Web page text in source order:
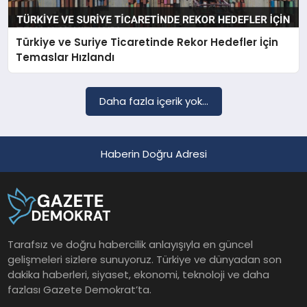
SAĞLIK
YAŞAM
Türkiye ve Suriye Ticaretinde Rekor Hedefler İçin
Temaslar Hızlandı
Daha fazla içerik yok...
Haberin Doğru Adresi
Tarafsız ve doğru habercilik anlayışıyla en güncel
gelişmeleri sizlere sunuyoruz. Türkiye ve dünyadan son
dakika haberleri, siyaset, ekonomi, teknoloji ve daha
fazlası Gazete Demokrat’ta.